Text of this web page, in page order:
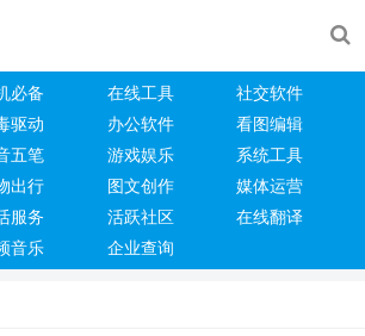
必备 在线工具
社交软件
驱动 办公软件
看图编辑
五笔 游戏娱乐
系统工具
出行 图文创作
媒体运营
服务 活跃社区
在线翻译
音乐 企业查询